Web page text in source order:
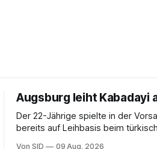
Augsburg leiht Kabadayi
Der 22-Jährige spielte in der
bereits auf Leihbasis beim
Von SID 09 Aug. 2026